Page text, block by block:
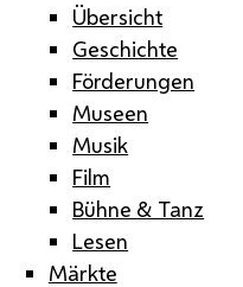
Übersicht
Geschichte
Förderungen
Museen
Musik
Film
Bühne & Tanz
Lesen
Märkte